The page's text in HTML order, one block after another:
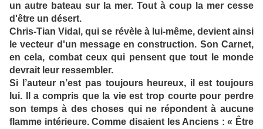
un autre bateau sur la mer. Tout à coup la mer cesse
d'être un désert.
Chris-Tian Vidal, qui se révèle à lui-même, devient ainsi
le vecteur d'un message en construction. Son Carnet,
en cela, combat ceux qui pensent que tout le monde
devrait leur ressembler.
Si l’auteur n’est pas toujours heureux, il est toujours
lui. Il a compris que la vie est trop courte pour perdre
son temps à des choses qui ne répondent à aucune
flamme intérieure. Comme disaient les Anciens : « Être